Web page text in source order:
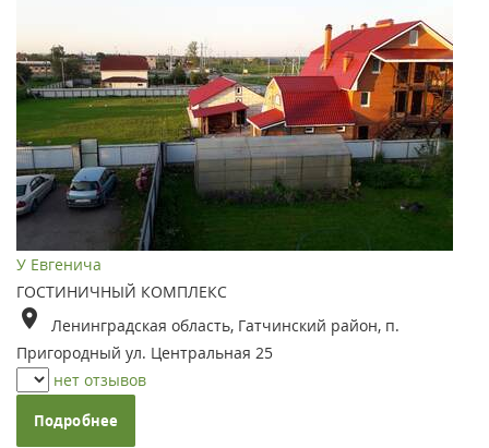
У Евгенича
ГОСТИНИЧНЫЙ КОМПЛЕКС
Ленинградская область, Гатчинский район, п.
Пригородный ул. Центральная 25
нет отзывов
Подробнее